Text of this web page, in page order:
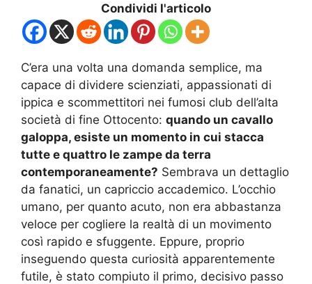
Condividi l'articolo
C’era una volta una domanda semplice, ma
capace di dividere scienziati, appassionati di
ippica e scommettitori nei fumosi club dell’alta
società di fine Ottocento: quando un cavallo
galoppa, esiste un momento in cui stacca
tutte e quattro le zampe da terra
contemporaneamente? Sembrava un dettaglio
da fanatici, un capriccio accademico. L’occhio
umano, per quanto acuto, non era abbastanza
veloce per cogliere la realtà di un movimento
così rapido e sfuggente. Eppure, proprio
inseguendo questa curiosità apparentemente
futile, è stato compiuto il primo, decisivo passo